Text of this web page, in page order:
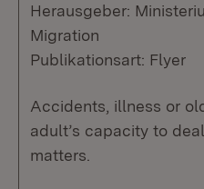
Herausgeber:
Migration
Publikationsart: Flyer
Accidents, illness or
adult’s capacity to
matters.